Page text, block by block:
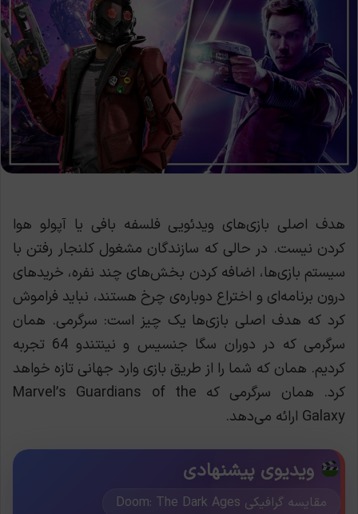
هدف اصلی بازی‌های ویدئویی فلسفه بافی یا آپولو هوا
کردن نیست. در حالی که سازندگان مشغول کلنجار رفتن با
سیستم بازی‌ها، اضافه کردن بخش‌های چند نفره، خریدهای
درون برنامه‌ای و اختراع دوباره‌ی چرخ هستند، نباید فراموش
کرد که هدف اصلی بازی‌ها یک چیز است: سرگرمی. همان
سرگرمی که در دوران سگا جنسیس و نینتندو 64 تجربه
کردیم. همان که شما را از طریق بازی وارد جهانی تازه خواهد
کرد. همان سرگرمی که Marvel’s Guardians of the
Galaxy ارائه می‌دهد.
ویدیوی پیشنهادی
مقایسه گرافیکی Doom: The Dark Ages